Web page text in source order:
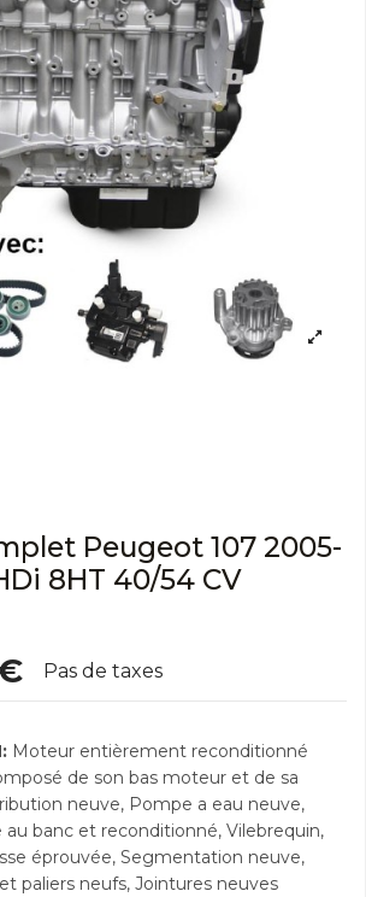
Peugeot 107 2005-
8HT 40/54 CV
Pas de taxes
Moteur entièrement reconditionné
de son bas moteur et de sa
neuve, Pompe a eau neuve,
banc et reconditionné, Vilebrequin,
éprouvée, Segmentation neuve,
paliers neufs, Jointures neuves